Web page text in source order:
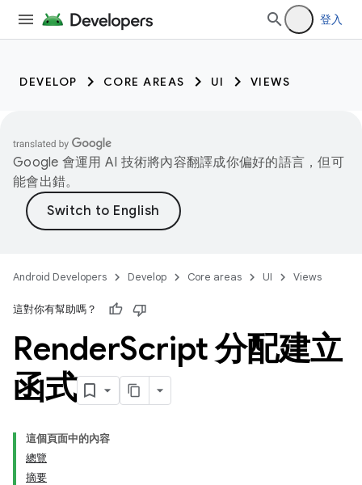
登入
DEVELOP CORE AREAS UI VIEWS
Google 會運用 AI 技術將內容翻譯成你偏好的語言，但可
能會出錯。
Android Developers Develop Core areas UI Views
這對你有幫助嗎？
RenderScript 分配建立
函式
這個頁面中的內容
總覽
摘要